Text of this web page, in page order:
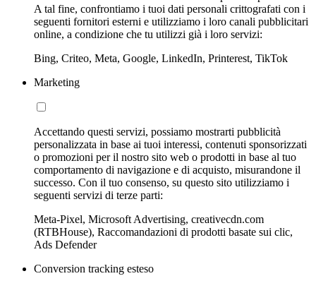
A tal fine, confrontiamo i tuoi dati personali crittografati con i
seguenti fornitori esterni e utilizziamo i loro canali pubblicitari
online, a condizione che tu utilizzi già i loro servizi:
Bing, Criteo, Meta, Google, LinkedIn, Printerest, TikTok
Marketing
Accettando questi servizi, possiamo mostrarti pubblicità
personalizzata in base ai tuoi interessi, contenuti sponsorizzati
o promozioni per il nostro sito web o prodotti in base al tuo
comportamento di navigazione e di acquisto, misurandone il
successo. Con il tuo consenso, su questo sito utilizziamo i
seguenti servizi di terze parti:
Meta-Pixel, Microsoft Advertising, creativecdn.com
(RTBHouse), Raccomandazioni di prodotti basate sui clic,
Ads Defender
Conversion tracking esteso